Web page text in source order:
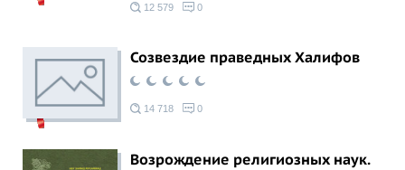
12 579 0
Созвездие праведных Халифов
14 718 0
Возрождение религиозных наук.